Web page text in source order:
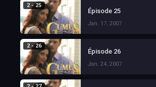
2 - 25
Épisode 25
Jan. 17, 2007
2 - 26
Épisode 26
Jan. 24, 2007